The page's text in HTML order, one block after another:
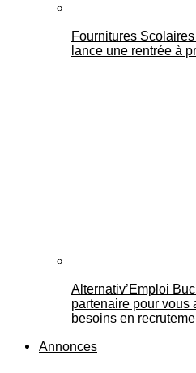
Fournitures
lance une rentrée à
Alternativ’Emploi
partenaire pour vous
besoins en
Annonces